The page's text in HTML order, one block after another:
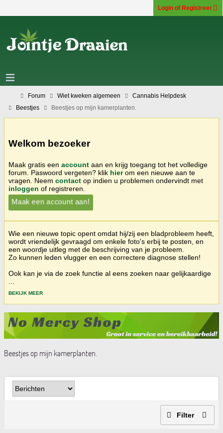
Login of Registreer
Forum Wiet kweken algemeen
Cannabis Helpdesk
Beestjes
Beestjes op mijn kamerplanten.
Welkom bezoeker
Maak gratis een account aan en krijg toegang tot het volledige
forum. Paswoord vergeten? klik hierom een nieuwe aan te
vragen. Neem contact op indien u problemen ondervindt met
inloggen of registreren.
Maak een account aan!
Wie een nieuwe topic opent omdat hij/zij een bladprobleem heeft,
wordt vriendelijk gevraagd om enkele foto's erbij te posten, en
een woordje uitleg met de beschrijving van je probleem.
Zo kunnen leden vlugger en een correctere diagnose stellen!
Ook kan je via de zoek functie al eens zoeken naar gelijkaardige
BEKIJK MEER
Beestjes op mijn kamerplanten.
Filter